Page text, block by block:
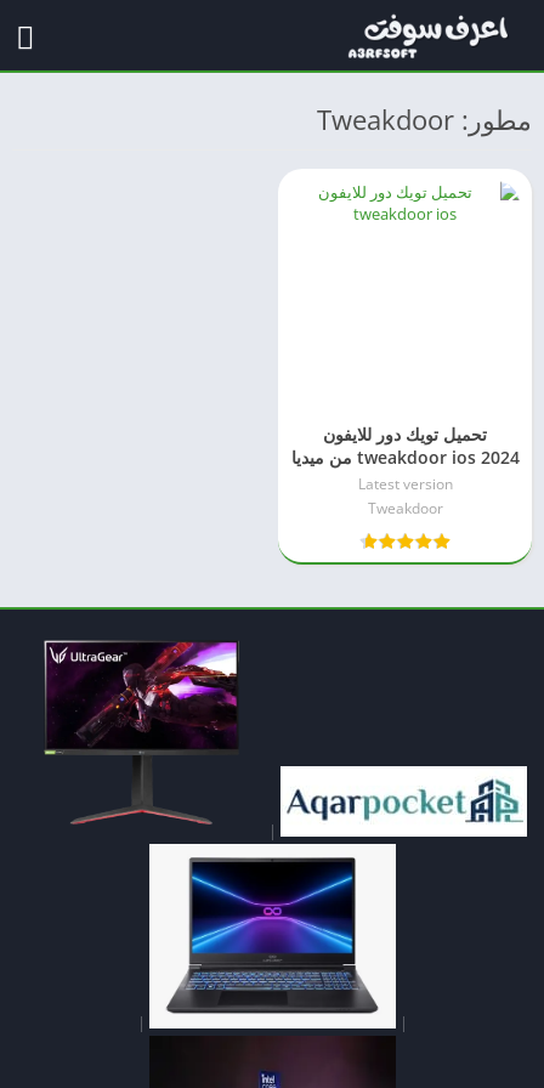
مطور: Tweakdoor
تحميل تويك دور للايفون
tweakdoor ios 2024 من ميديا
فاير
Latest version
Tweakdoor
|
|
|